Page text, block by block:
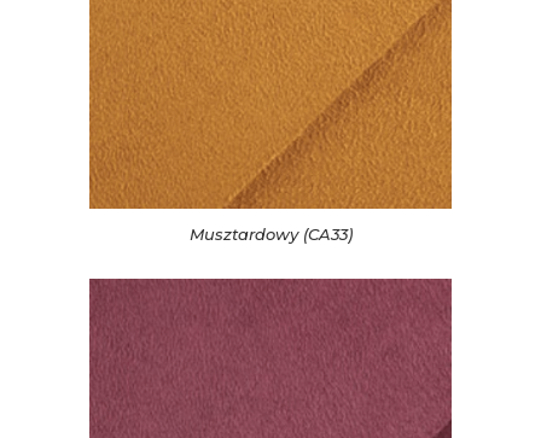
Musztardowy (CA33)